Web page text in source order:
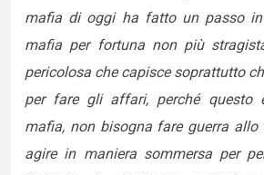
mafia di oggi ha fatto un passo
mafia per fortuna non più
pericolosa che capisce soprattutto
per fare gli affari, perché questo
mafia, non bisogna fare guerra allo
agire in maniera sommersa per